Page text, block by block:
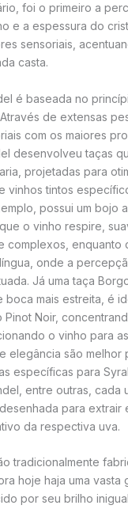
foi o primeiro a
e a espessura do
sensoriais,
casta.
é baseada no
de extensas
com os maiores
desenvolveu taças
projetadas para
vinhos tintos
possui um bojo
o vinho respire,
complexos, enquanto
onde a
Já uma taça
boca mais estreita, é
Noir,
o vinho para
elegância são melhor
específicas para
entre outras, cada
para extrair
da respectiva uva.
tradicionalmente
hoje haja uma vasta
por seu brilho